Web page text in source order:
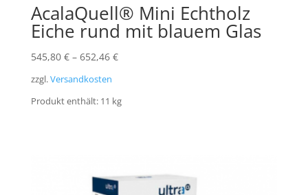
AcalaQuell® Mini Echtholz
Eiche rund mit blauem Glas
545,80 €– 652,46 €
zzgl.Versandkosten
Produkt enthält: 11 kg